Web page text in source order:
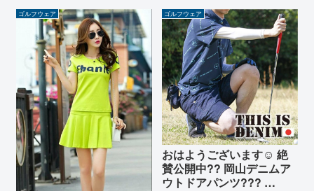
upゴルフウエア ストレッチ 飛距
離アップ ゴルフパンツ ストレッ
チ春...
ゴルフウェア ゴルフウェア
おはようございます☺️ 絶
賛公開中?? 岡山デニムア
ウトドアパンツ?️?? …